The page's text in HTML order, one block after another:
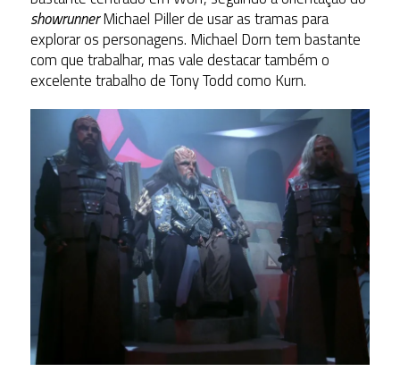
showrunnerMichael Piller de usar as tramas para
explorar os personagens. Michael Dorn tem bastante
com que trabalhar, mas vale destacar também o
excelente trabalho de Tony Todd como Kurn.